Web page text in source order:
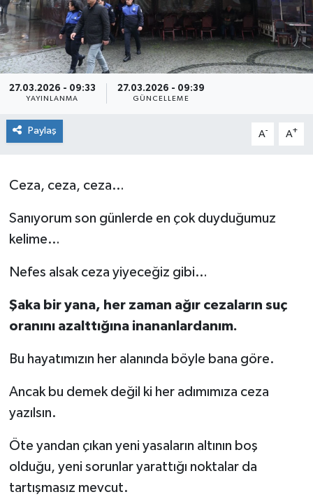
27.03.2026 - 09:33
YAYINLANMA
27.03.2026 - 09:39
GÜNCELLEME
Paylaş A- A+
Ceza, ceza, ceza…
Sanıyorum son günlerde en çok duyduğumuz
kelime…
Nefes alsak ceza yiyeceğiz gibi…
Şaka bir yana, her zaman ağır cezaların suç
oranını azalttığına inananlardanım.
Bu hayatımızın her alanında böyle bana göre.
Ancak bu demek değil ki her adımımıza ceza
yazılsın.
Öte yandan çıkan yeni yasaların altının boş
olduğu, yeni sorunlar yarattığı noktalar da
tartışmasız mevcut.
Siyaset
Spor